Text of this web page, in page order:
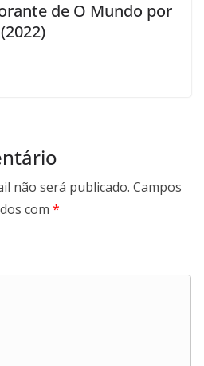
de O Mundo por
não será publicado. Campos
com *